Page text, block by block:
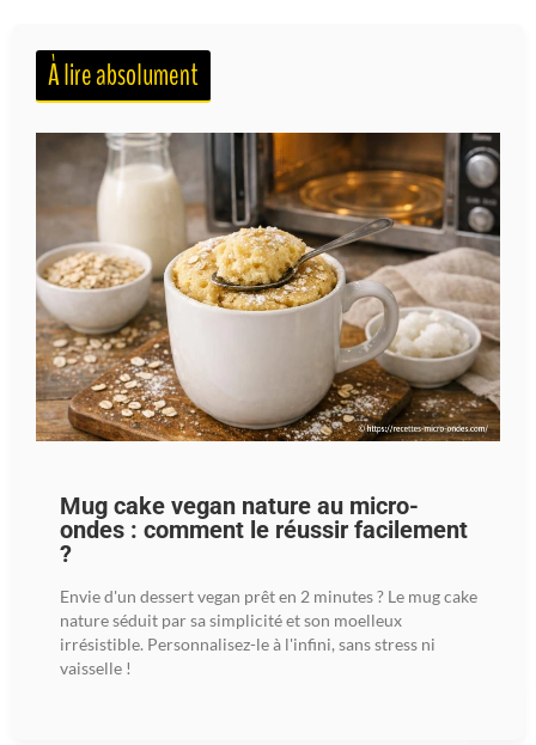
À lire absolument
Mug cake vegan nature au micro-
ondes : comment le réussir facilement
?
Envie d'un dessert vegan prêt en 2 minutes ? Le mug cake
nature séduit par sa simplicité et son moelleux
irrésistible. Personnalisez-le à l'infini, sans stress ni
vaisselle !